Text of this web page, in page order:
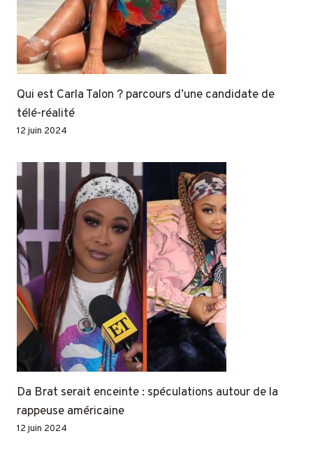
Qui est Carla Talon ? parcours d’une candidate de
télé-réalité
12 juin 2024
Da Brat serait enceinte : spéculations autour de la
rappeuse américaine
12 juin 2024